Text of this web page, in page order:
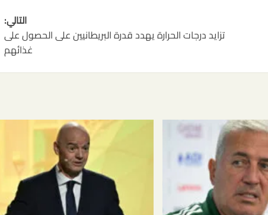
التالي:
تزايد درجات الحرارة يهدد قدرة البريطانيين على الحصول على
غذائهم